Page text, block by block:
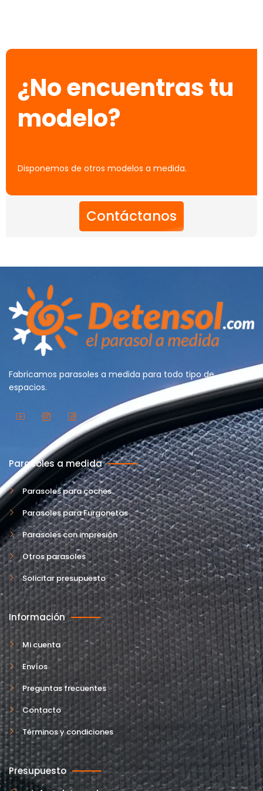
¿No encuentras tu
modelo?
Disponemos de otros modelos a medida.
Contáctanos
Fabricamos parasoles a medida para todo tipo de
espacios.
Parasoles a medida
Parasoles para coches
Parasoles para Furgonetas
Parasoles con impresión
Otros parasoles
Solicitar presupuesto
Información
Mi cuenta
Envíos
Preguntas frecuentes
Contacto
Términos y condiciones
Presupuesto